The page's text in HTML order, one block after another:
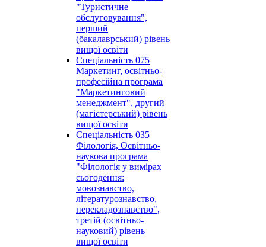
"Туристичне
обслуговування",
перший
(бакалаврський) рівень
вищої освіти
Спеціальність 075
Маркетинг, освітньо-
професійна програма
"Маркетинговий
менеджмент", другий
(магістерський) рівень
вищої освіти
Спеціальність 035
Філологія, Освітньо-
наукова програма
"Філологія у вимірах
сьогодення:
мовознавство,
літературознавство,
перекладознавство",
третій (освітньо-
науковий) рівень
вищої освіти